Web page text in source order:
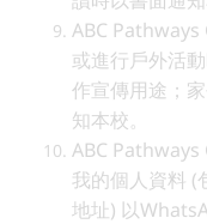
ABC
或進行戶外活
作宣傳用途；
知本校。
ABC
我的個人資料 (
地址) 以